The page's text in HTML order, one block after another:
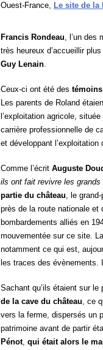
Ouest-France, Le site de
Francis Rondeau, l’un des
très heureux d’accueillir
Guy Lenain.
Ceux-ci ont été des
Les parents de Roland
l’exploitation agricole,
carrière professionnelle de
et développant
Comme l’écrit Auguste
ils ont fait revivre les grands
partie du château, le
près de la route nationale
bombardements alliés en
mouvementée sur ce site.
notamment ce qui est,
les traces des évènements.
Sachant qu’ils étaient sur
de la cave du château, ce
vers la ferme, dispersés un
patrimoine avant de partir
Pénot, qui était alors le